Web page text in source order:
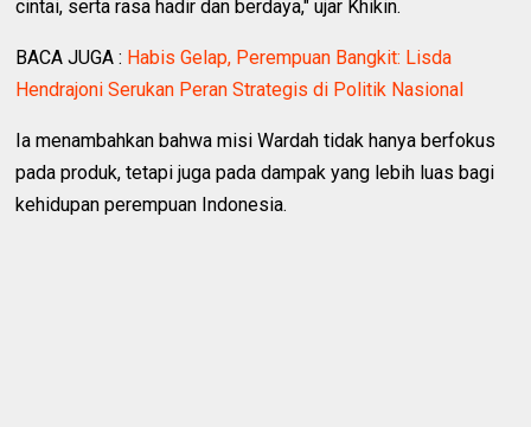
cintai, serta rasa hadir dan berdaya," ujar Khikin.
BACA JUGA : Habis Gelap, Perempuan Bangkit: Lisda
Hendrajoni Serukan Peran Strategis di Politik Nasional
Ia menambahkan bahwa misi Wardah tidak hanya berfokus
pada produk, tetapi juga pada dampak yang lebih luas bagi
kehidupan perempuan Indonesia.